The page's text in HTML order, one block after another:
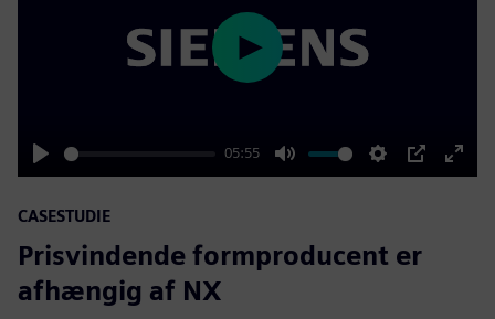
Play
05:55
Mute Settings
PIP
Enter
Play
CASESTUDIE
Prisvindende formproducent er
afhængig af NX